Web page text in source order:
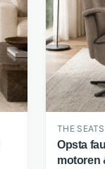
THE SEATS
Opsta
motoren